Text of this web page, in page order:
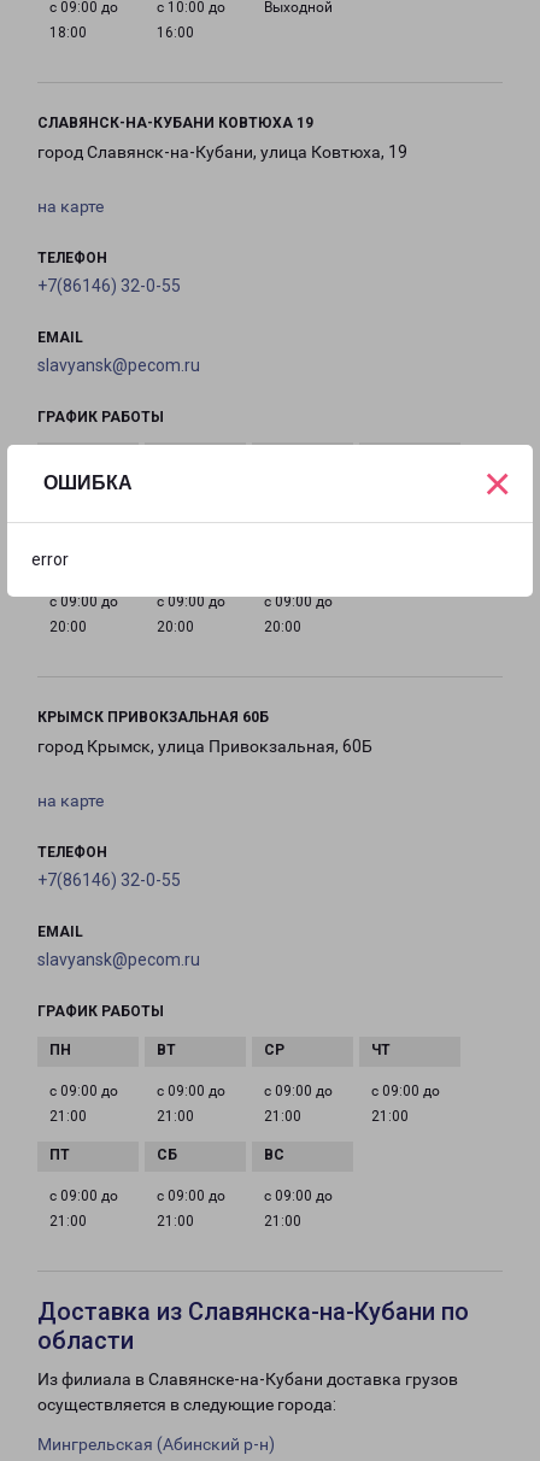
ОШИБКА
error
×
с 09:00 до
18:00
с 10:00 до
16:00
Выходной
СЛАВЯНСК-НА-КУБАНИ КОВТЮХА 19
город Славянск-на-Кубани, улица Ковтюха, 19
на карте
ТЕЛЕФОН
+7(86146) 32-0-55
EMAIL
slavyansk@pecom.ru
ГРАФИК РАБОТЫ
20:00
20:00
20:00
20:00
с 09:00 до
20:00
с 09:00 до
20:00
с 09:00 до
20:00
КРЫМСК ПРИВОКЗАЛЬНАЯ 60Б
город Крымск, улица Привокзальная, 60Б
на карте
ТЕЛЕФОН
+7(86146) 32-0-55
EMAIL
slavyansk@pecom.ru
ГРАФИК РАБОТЫ
с 09:00 до
21:00
с 09:00 до
21:00
с 09:00 до
21:00
с 09:00 до
21:00
с 09:00 до
21:00
с 09:00 до
21:00
с 09:00 до
21:00
Доставка из Славянска-на-Кубани по
области
Из филиала в Славянске-на-Кубани доставка грузов
осуществляется в следующие города:
Мингрельская (Абинский р-н)